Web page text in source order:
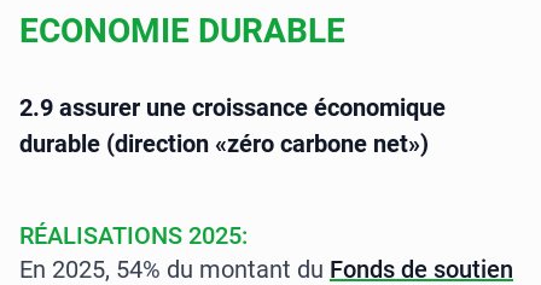
ECONOMIE DURABLE
2.9 assurer une croissance économique
durable (direction «zéro carbone net»)
RÉALISATIONS 2025:
En 2025, 54% du montant du Fonds de soutien